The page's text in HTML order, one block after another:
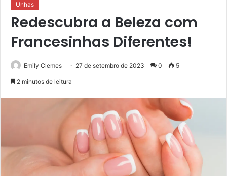
Unhas
Redescubra a Beleza com
Francesinhas Diferentes!
Emily Clemes 27 de setembro de 2023 0 5
2 minutos de leitura